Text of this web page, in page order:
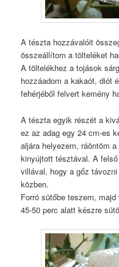
A tészta hozzávalóit
összeállítom a tölteléket
A töltelékhez a tojások
hozzáadom a kakaót, diót
fehérjéből felvert kemény
A tészta egyik részét a
ez az adag egy 24 cm-es
aljára helyezem, ráöntöm
kinyújtott tésztával. A
villával, hogy a gőz
közben.
Forró sütőbe teszem,
45-50 perc alatt készre